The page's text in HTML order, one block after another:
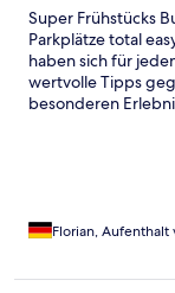
Super Frühstücks
Parkplätze total
haben sich für
wertvolle Tipps
besonderen
Florian, Aufenthalt